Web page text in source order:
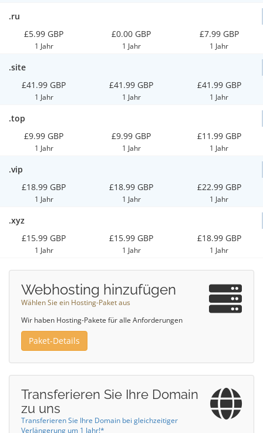
.ru
£5.99 GBP
1 Jahr
£0.00 GBP
1 Jahr
£7.99 GBP
1 Jahr
.site
£41.99 GBP
1 Jahr
£41.99 GBP
1 Jahr
£41.99 GBP
1 Jahr
.top
£9.99 GBP
1 Jahr
£9.99 GBP
1 Jahr
£11.99 GBP
1 Jahr
.vip
£18.99 GBP
1 Jahr
£18.99 GBP
1 Jahr
£22.99 GBP
1 Jahr
.xyz
£15.99 GBP
1 Jahr
£15.99 GBP
1 Jahr
£18.99 GBP
1 Jahr
Webhosting hinzufügen
Wählen Sie ein Hosting-Paket aus
Wir haben Hosting-Pakete für alle Anforderungen
Paket-Details
Transferieren Sie Ihre Domain
zu uns
Transferieren Sie Ihre Domain bei gleichzeitiger
Verlängerung um 1 Jahr!*